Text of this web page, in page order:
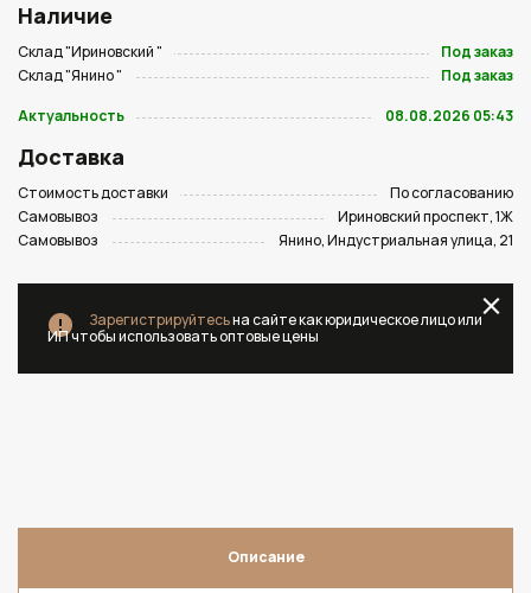
Наличие
Склад "Ириновский "
Под заказ
Склад "Янино "
Под заказ
Актуальность
08.08.2026 05:43
Доставка
Стоимость доставки
По согласованию
Самовывоз
Ириновский проспект, 1Ж
Самовывоз
Янино, Индустриальная улица, 21
Зарегистрируйтесьна сайте как юридическое лицо или
ИП чтобы использовать оптовые цены
Описание